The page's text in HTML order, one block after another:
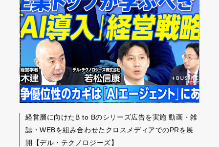
経営層に向けたB to Bのシリーズ広告を実施 動画・雑
誌・WEBを組み合わせたクロスメディアでのPRを展
開【デル・テクノロジーズ】